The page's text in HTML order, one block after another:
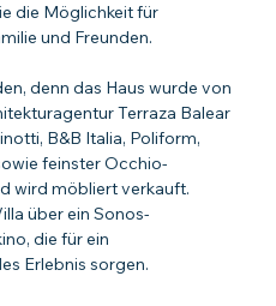
die Möglichkeit für
und Freunden.
denn das Haus wurde von
Terraza Balear
B&B Italia, Poliform,
feinster Occhio-
wird möbliert verkauft.
über ein Sonos-
die für ein
Erlebnis sorgen.